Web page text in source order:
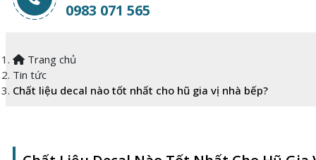
0983 071 565
Trang chủ
Tin tức
Chất liệu decal nào tốt nhất cho hũ gia vị nhà bếp?